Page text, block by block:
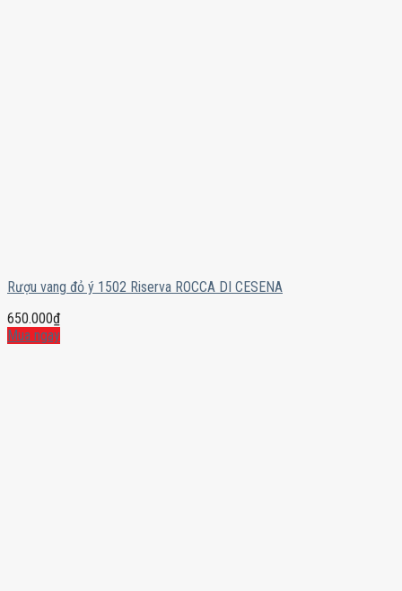
Rượu vang đỏ ý 1502 Riserva ROCCA DI CESENA
650.000₫
Mua ngay